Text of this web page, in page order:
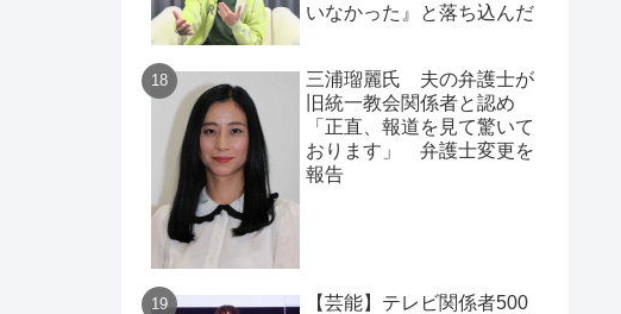
いなかった』と落ち込んだ
三浦瑠麗氏 夫の弁護士が
旧統一教会関係者と認め
「正直、報道を見て驚いて
おります」 弁護士変更を
報告
【芸能】テレビ関係者500